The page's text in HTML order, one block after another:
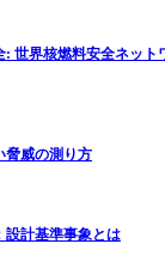
世界核燃料安全ネット
脅威の測り方
設計基準事象とは